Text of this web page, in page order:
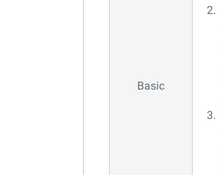
Basic